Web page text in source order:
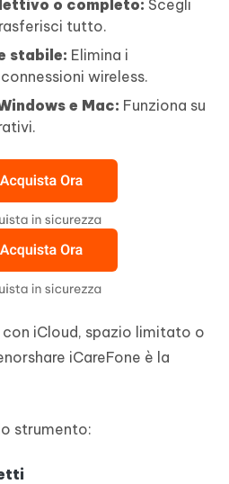
o completo: Scegli
tutto.
stabile: Elimina i
wireless.
e Mac: Funziona su
iCloud, spazio limitato o
iCareFone è la
strumento: